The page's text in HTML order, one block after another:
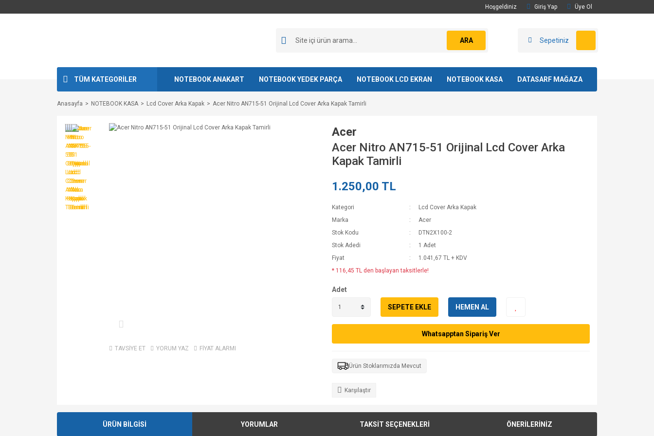
Hoşgeldiniz Giriş Yap Üye Ol
ARA Sepetiniz
TÜM KATEGORİLER NOTEBOOK ANAKART NOTEBOOK YEDEK PARÇA NOTEBOOK LCD EKRAN NOTEBOOK KASA DATASARF MAĞAZA
Anasayfa NOTEBOOK KASA Lcd Cover Arka Kapak Acer Nitro AN715-51 Orijinal Lcd Cover Arka Kapak Tamirli
TAVSİYE ET YORUM YAZ FİYAT ALARMI
Acer
Acer Nitro AN715-51 Orijinal Lcd Cover Arka
Kapak Tamirli
1.250,00 TL
Kategori
Lcd Cover Arka Kapak
Marka
Acer
Stok Kodu
DTN2X100-2
Stok Adedi
1 Adet
Fiyat
1.041,67 TL + KDV
* 116,45 TL den başlayan taksitlerle!
Adet
SEPETE EKLE HEMEN AL
Whatsapptan Sipariş Ver
Ürün Stoklarımızda Mevcut
Karşılaştır
ÜRÜN BİLGİSİ YORUMLAR TAKSİT SEÇENEKLERİ ÖNERİLERİNİZ